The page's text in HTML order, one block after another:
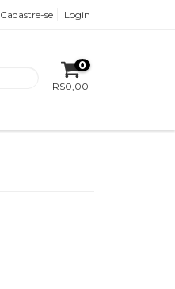
Cadastre-se Login
0
R$0,00